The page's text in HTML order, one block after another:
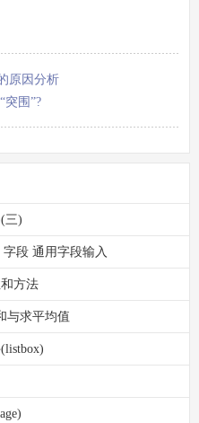
原因分析
突围”?
三)
段 通用字段输入
方法
与求平均值